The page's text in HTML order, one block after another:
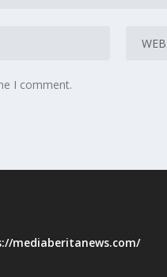
I comment.
mediaberitanews.com/